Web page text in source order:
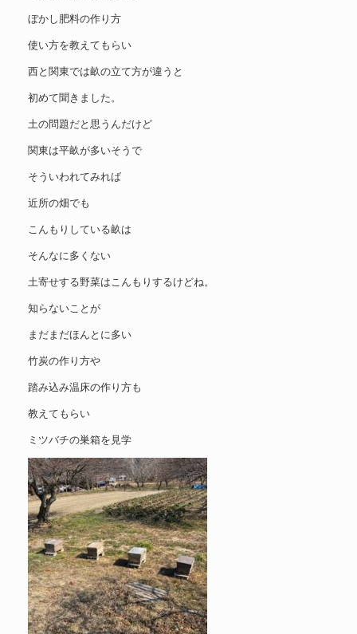
ぼかし肥料の作り方
使い方を教えてもらい
西と関東では畝の立て方が違うと
初めて聞きました。
土の問題だと思うんだけど
関東は平畝が多いそうで
そういわれてみれば
近所の畑でも
こんもりしている畝は
そんなに多くない
土寄せする野菜はこんもりするけどね。
知らないことが
まだまだほんとに多い
竹炭の作り方や
踏み込み温床の作り方も
教えてもらい
ミツバチの巣箱を見学